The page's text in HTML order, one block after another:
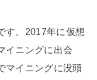
す。2017年に仮想
イニングに出会
マイニングに没頭